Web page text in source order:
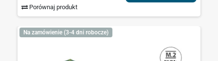
Porównaj produkt
Na zamówienie (3-4 dni robocze)